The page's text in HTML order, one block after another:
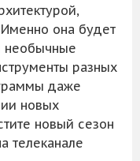
она будет
необычные
разных
даже
новых
новый сезон
телеканале